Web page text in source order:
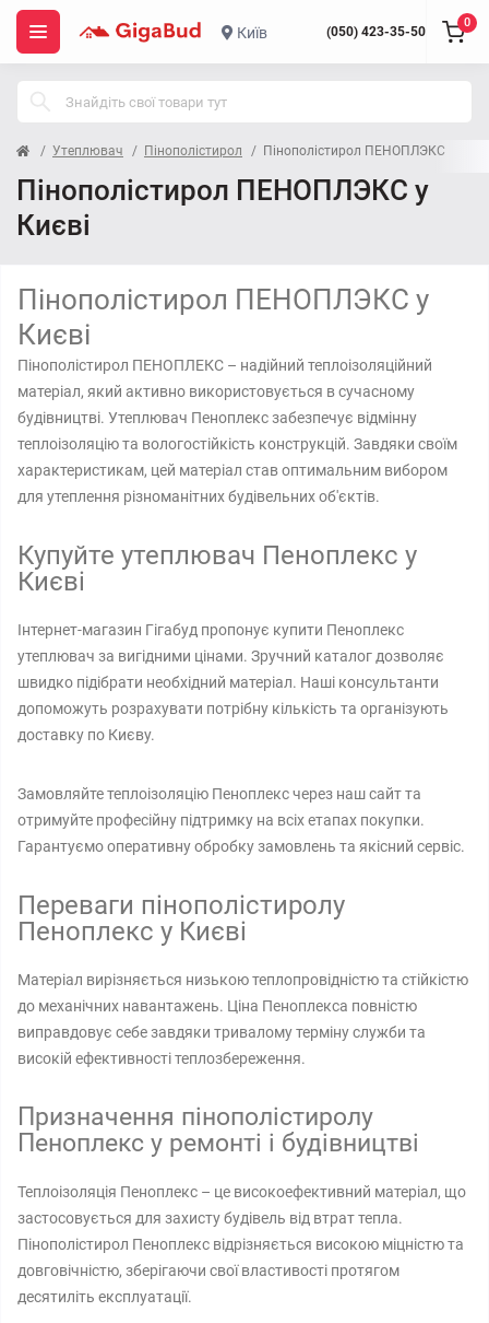
Київ (050) 423-35-50
0
Утеплювач Пінополістирол Пінополістирол ПЕНОПЛЭКС
Пінополістирол ПЕНОПЛЭКС у
Києві
Пінополістирол ПЕНОПЛЭКС у
Києві
Пінополістирол ПЕНОПЛЕКС – надійний теплоізоляційний
матеріал, який активно використовується в сучасному
будівництві. Утеплювач Пеноплекс забезпечує відмінну
теплоізоляцію та вологостійкість конструкцій. Завдяки своїм
характеристикам, цей матеріал став оптимальним вибором
для утеплення різноманітних будівельних об'єктів.
Купуйте утеплювач Пеноплекс у
Києві
Інтернет-магазин Гігабуд пропонує купити Пеноплекс
утеплювач за вигідними цінами. Зручний каталог дозволяє
швидко підібрати необхідний матеріал. Наші консультанти
допоможуть розрахувати потрібну кількість та організують
доставку по Києву.
Замовляйте теплоізоляцію Пеноплекс через наш сайт та
отримуйте професійну підтримку на всіх етапах покупки.
Гарантуємо оперативну обробку замовлень та якісний сервіс.
Переваги пінополістиролу
Пеноплекс у Києві
Матеріал вирізняється низькою теплопровідністю та стійкістю
до механічних навантажень. Ціна Пеноплекса повністю
виправдовує себе завдяки тривалому терміну служби та
високій ефективності теплозбереження.
Призначення пінополістиролу
Пеноплекс у ремонті і будівництві
Теплоізоляція Пеноплекс – це високоефективний матеріал, що
застосовується для захисту будівель від втрат тепла.
Пінополістирол Пеноплекс відрізняється високою міцністю та
довговічністю, зберігаючи свої властивості протягом
десятиліть експлуатації.